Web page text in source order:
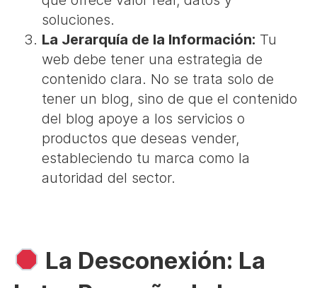
soluciones.
La Jerarquía de la Información: Tu
web debe tener una estrategia de
contenido clara. No se trata solo de
tener un blog, sino de que el contenido
del blog apoye a los servicios o
productos que deseas vender,
estableciendo tu marca como la
autoridad del sector.
La Desconexión: La